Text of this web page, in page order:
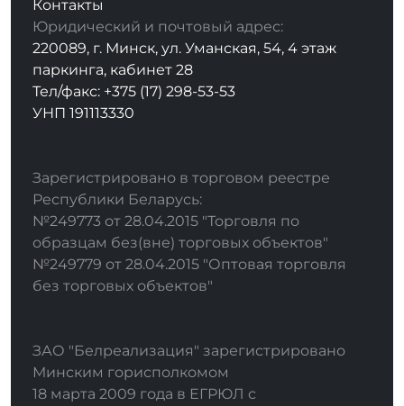
Контакты
Юридический и почтовый адрес:
220089, г. Минск, ул. Уманская, 54, 4 этаж
паркинга, кабинет 28
Тел/факс: +375 (17) 298-53-53
УНП 191113330
Зарегистрировано в торговом реестре
Республики Беларусь:
№249773 от 28.04.2015 "Торговля по
образцам без(вне) торговых объектов"
№249779 от 28.04.2015 "Оптовая торговля
без торговых объектов"
ЗАО "Белреализация" зарегистрировано
Минским горисполкомом
18 марта 2009 года в ЕГРЮЛ с